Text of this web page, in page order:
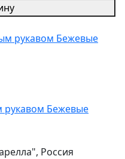
рукавом Бежевые
Россия